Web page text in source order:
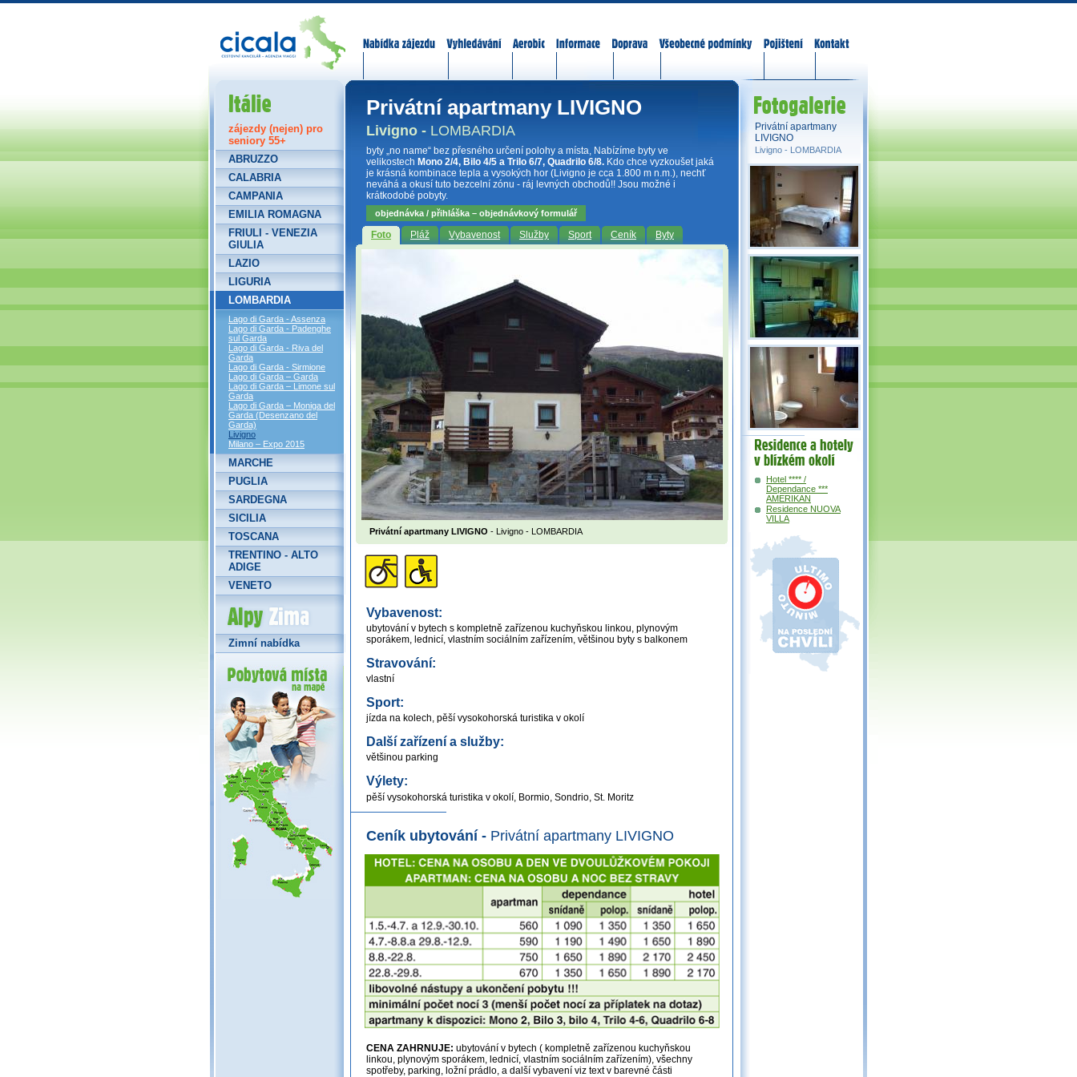
Privátní apartmany LIVIGNO
Livigno - LOMBARDIA
byty „no name“ bez přesného určení polohy a místa, Nabízíme byty ve
velikostech Mono 2/4, Bilo 4/5 a Trilo 6/7, Quadrilo 6/8. Kdo chce vyzkoušet jaká
je krásná kombinace tepla a vysokých hor (Livigno je cca 1.800 m n.m.), nechť
neváhá a okusí tuto bezcelní zónu - ráj levných obchodů!! Jsou možné i
krátkodobé pobyty.
objednávka / přihláška – objednávkový formulář
Foto Pláž Vybavenost Služby Sport Ceník Byty
Privátní apartmany LIVIGNO - Livigno - LOMBARDIA
Vybavenost:
ubytování v bytech s kompletně zařízenou kuchyňskou linkou, plynovým
sporákem, lednicí, vlastním sociálním zařízením, většinou byty s balkonem
Stravování:
vlastní
Sport:
jízda na kolech, pěší vysokohorská turistika v okolí
Další zařízení a služby:
většinou parking
Výlety:
pěší vysokohorská turistika v okolí, Bormio, Sondrio, St. Moritz
Ceník ubytování - Privátní apartmany LIVIGNO
CENA ZAHRNUJE: ubytování v bytech ( kompletně zařízenou kuchyňskou
linkou, plynovým sporákem, lednicí, vlastním sociálním zařízením), všechny
spotřeby, parking, ložní prádlo, a další vybavení viz text v barevné části
Itálie
zájezdy (nejen) pro
seniory 55+
ABRUZZO
CALABRIA
CAMPANIA
EMILIA ROMAGNA
FRIULI - VENEZIA
GIULIA
LAZIO
LIGURIA
LOMBARDIA
Lago di Garda - Assenza
Lago di Garda - Padenghe
sul Garda
Lago di Garda - Riva del
Garda
Lago di Garda - Sirmione
Lago di Garda – Garda
Lago di Garda – Limone sul
Garda
Lago di Garda – Moniga del
Garda (Desenzano del
Garda)
Livigno
Milano – Expo 2015
MARCHE
PUGLIA
SARDEGNA
SICILIA
TOSCANA
TRENTINO - ALTO
ADIGE
VENETO
Alpy Zima
Zimní nabídka
Privátní apartmany
LIVIGNO
Livigno - LOMBARDIA
Residence a
hotely v okolí
Hotel **** /
Dependance ***
AMERIKAN
Residence NUOVA
VILLA